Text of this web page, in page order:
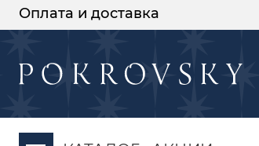
Оплата и доставка
-30%
момента оплаты